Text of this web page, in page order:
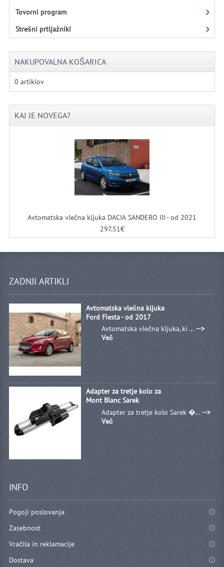
Tovorni program
Strešni prtljažniki
NAKUPOVALNA KOŠARICA
0 artiklov
KAJ JE NOVEGA?
Avtomatska vlečna kljuka DACIA SANDERO III - od 2021
297.51€
ZADNJI ARTIKLI
Avtomatska vlečna kljuka
Ford Fiesta - od 2017
Avtomatska vlečna kljuka, ki ...-->
Več
Adapter za tretje kolo za
Mont Blanc Sarek
Adapter za tretje kolo Sarek �...-->
Več
INFO
Pogoji poslovanja
Zasebnost
Vračila in reklamacije
Dostava